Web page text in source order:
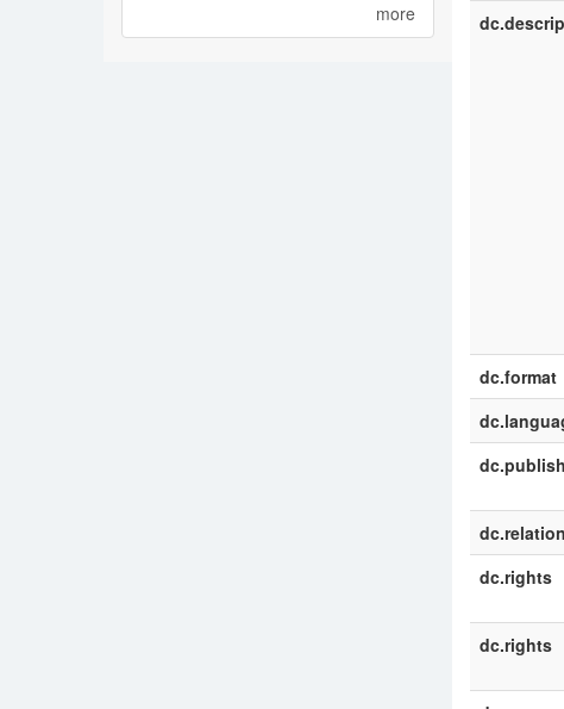
dc.format
dc.relation
dc.rights
dc.rights
more